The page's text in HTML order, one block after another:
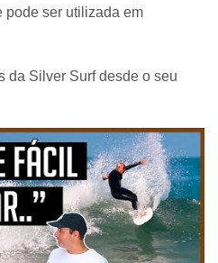
pode ser utilizada em
da Silver Surf desde o seu